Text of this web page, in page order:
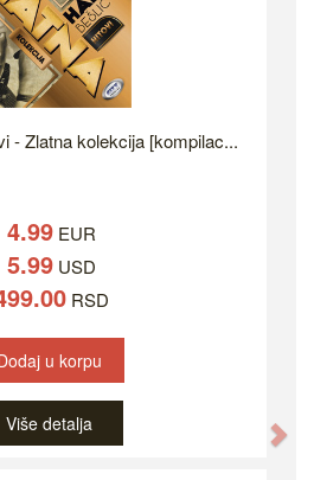
- Zlatna kolekcija [kompilac...
4.99 EUR
5.99 USD
RSD
u korpu
Više detalja